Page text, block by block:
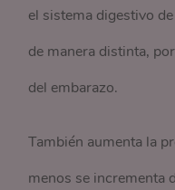
el sistema digestivo
de manera distinta,
del embarazo.
También aumenta la
menos se incrementa